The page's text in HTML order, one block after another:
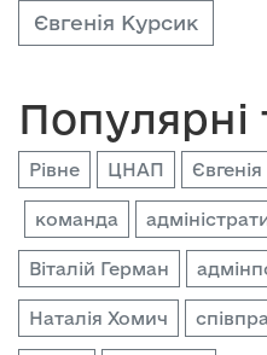
Євгенія Курсик
Популярні
Рівне ЦНАП
команда
Віталій Герман
Наталія Хомич